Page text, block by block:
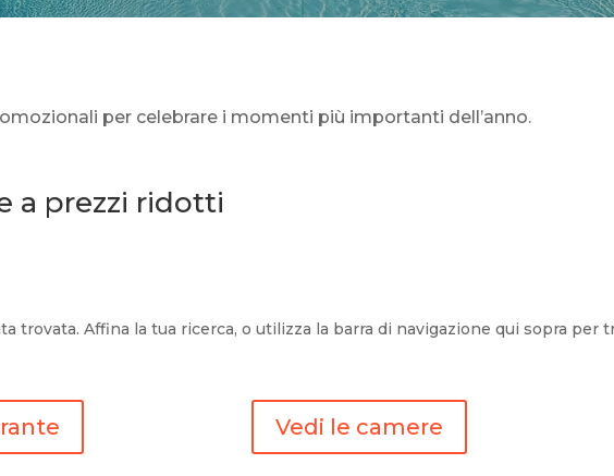
per celebrare i momenti più importanti dell’anno.
a prezzi ridotti
trovata. Affina la tua ricerca, o utilizza la barra di navigazione qui sopra per
Vedi le camere